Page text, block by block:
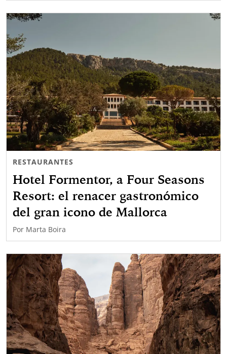
RESTAURANTES
Hotel Formentor, a Four Seasons
Resort: el renacer gastronómico
del gran icono de Mallorca
Por Marta Boira